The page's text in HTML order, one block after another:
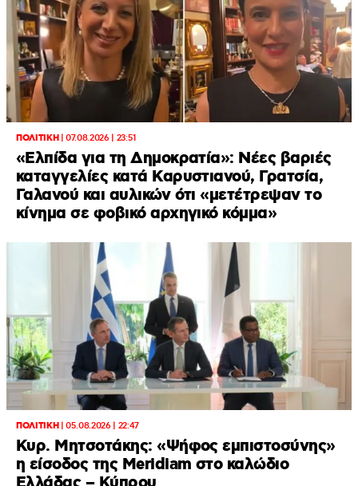
ΠΟΛΙΤΙΚΗ|07.08.2026 | 23:51
«Ελπίδα για τη Δημοκρατία»: Νέες βαριές
καταγγελίες κατά Καρυστιανού, Γρατσία,
Γαλανού και αυλικών ότι «μετέτρεψαν το
κίνημα σε φοβικό αρχηγικό κόμμα»
ΠΟΛΙΤΙΚΗ|05.08.2026 | 22:47
Κυρ. Μητσοτάκης: «Ψήφος εμπιστοσύνης»
η είσοδος της Meridiam στο καλώδιο